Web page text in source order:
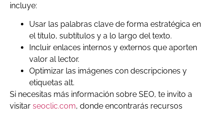
incluye:
Usar las palabras clave de forma estratégica en
el título, subtítulos y a lo largo del texto.
Incluir enlaces internos y externos que aporten
valor al lector.
Optimizar las imágenes con descripciones y
etiquetas alt.
Si necesitas más información sobre SEO, te invito a
visitar seoclic.com, donde encontrarás recursos